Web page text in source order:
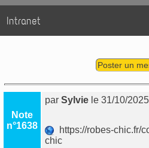
Intranet
Poster un
Note
n°1638
parSylvie le 31/10/
https://robes-chic.fr/
chic